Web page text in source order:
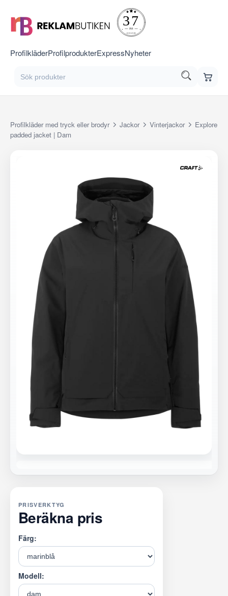
ProfilkläderProfilprodukterExpressNyheter
Profilkläder med tryck eller brodyr Jackor Vinterjackor
Explore
padded jacket | Dam
PRISVERKTYG
Beräkna pris
Färg:
Modell: